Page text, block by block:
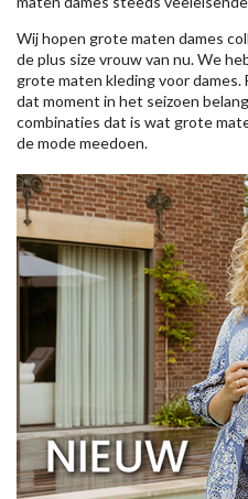
Wij hopen grote maten dames
de plus size vrouw van nu. We
grote maten kleding voor dames.
dat moment in het seizoen
combinaties dat is wat grote
de mode meedoen.